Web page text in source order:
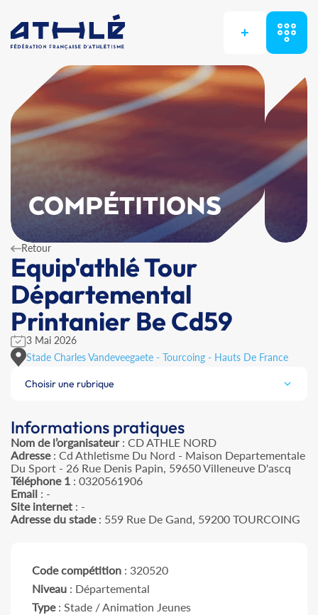
+
COMPÉTITIONS
Retour
Equip'athlé Tour
Départemental
Printanier Be Cd59
3 Mai 2026
Stade Charles Vandeveegaete - Tourcoing - Hauts De France
Choisir une rubrique
Informations pratiques
Nom de l’organisateur: CD ATHLE NORD
Adresse: Cd Athletisme Du Nord - Maison Departementale
Du Sport - 26 Rue Denis Papin, 59650 Villeneuve D'ascq
Téléphone 1 : 0320561906
Email : -
Site internet : -
Adresse du stade: 559 Rue De Gand, 59200 TOURCOING
Code compétition : 320520
Niveau : Départemental
Type: Stade / Animation Jeunes